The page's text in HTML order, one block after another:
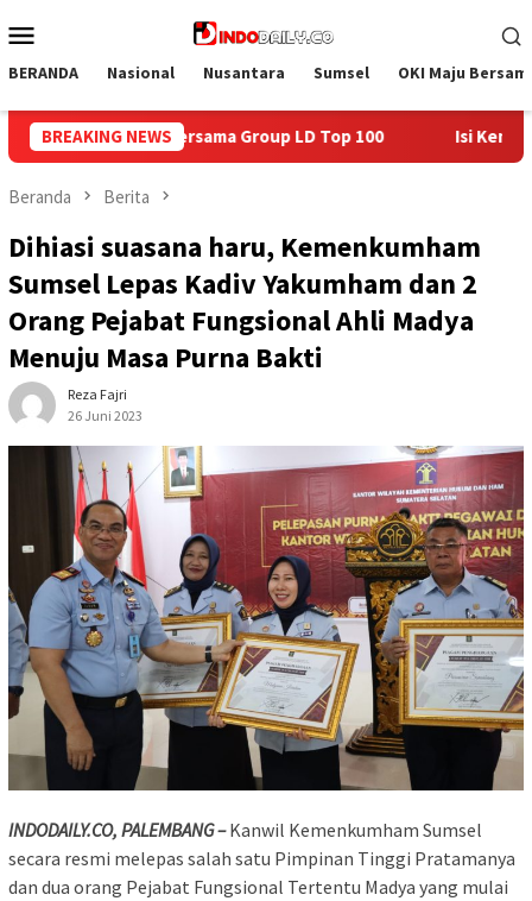
ke
Mobile
BERANDA Nasional Nusantara Sumsel OKI Maju
BREAKING NEWS
Top 100 Isi Kemerdekaan dengan Kepedulian, Lapas
Beranda Berita
Dihiasi suasana haru, Kemenkumham
Sumsel Lepas Kadiv Yakumham dan 2
Orang Pejabat Fungsional Ahli Madya
Menuju Masa Purna Bakti
Reza Fajri
26 Juni 2023
INDODAILY.CO, PALEMBANG – Kanwil Kemenkumham Sumsel
secara resmi melepas salah satu Pimpinan Tinggi Pratamanya
dan dua orang Pejabat Fungsional Tertentu Madya yang mulai